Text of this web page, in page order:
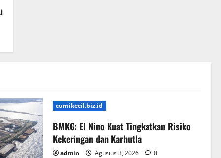
cumikecil.biz.id
BMKG: El Nino Kuat Tingkatkan Risiko
Kekeringan dan Karhutla
admin Agustus 3, 2026 0